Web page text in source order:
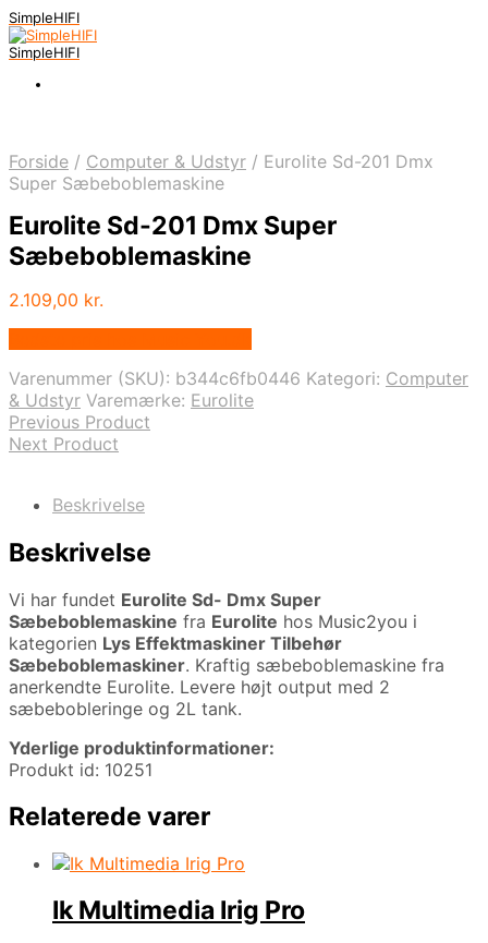
SimpleHIFI
SimpleHIFI
Forside / Computer & Udstyr / Eurolite Sd-201 Dmx
Super Sæbeboblemaskine
Eurolite Sd-201 Dmx Super
Sæbeboblemaskine
2.109,00 kr.
Varenummer (SKU): b344c6fb0446 Kategori: Computer
& Udstyr Varemærke: Eurolite
Previous Product
Next Product
Beskrivelse
Beskrivelse
Vi har fundet Eurolite Sd- Dmx Super
Sæbeboblemaskine fra Eurolite hos Music2you i
kategorien Lys Effektmaskiner Tilbehør
Sæbeboblemaskiner. Kraftig sæbeboblemaskine fra
anerkendte Eurolite. Levere højt output med 2
sæbebobleringe og 2L tank.
Yderlige produktinformationer:
Produkt id: 10251
Relaterede varer
Ik Multimedia Irig Pro